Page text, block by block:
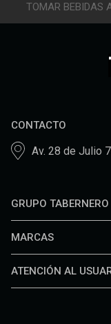
TOMAR BEBIDAS
CONTACTO
Av. 28 de Julio
GRUPO TABERNERO
MARCAS
ATENCIÓN AL